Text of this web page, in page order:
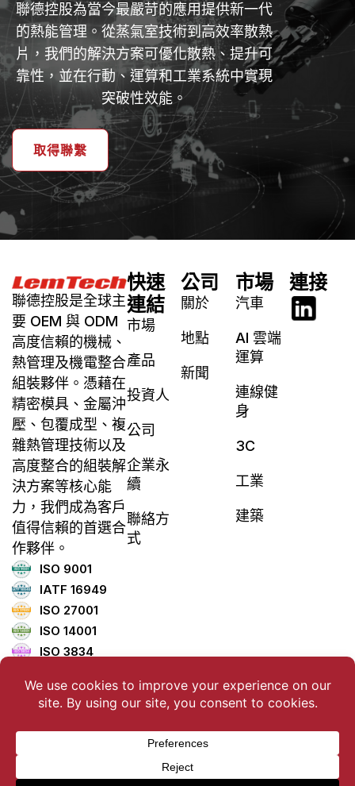
聯德控股為當今最嚴苛的應用提供新一代
的熱能管理。從蒸氣室技術到高效率散熱
片，我們的解決方案可優化散熱、提升可
靠性，並在行動、運算和工業系統中實現
突破性效能。
取得聯繫
聯德控股是全球主
要 OEM 與 ODM
高度信賴的機械、
熱管理及機電整合
組裝夥伴。憑藉在
精密模具、金屬沖
壓、包覆成型、複
雜熱管理技術以及
高度整合的組裝解
決方案等核心能
力，我們成為客戶
值得信賴的首選合
作夥伴。
ISO 9001
IATF 16949
ISO 27001
ISO 14001
ISO 3834
ISO 5001
TISAX
快速
連結
市場
產品
投資人
公司
企業永
續
聯絡方
式
公司
關於
地點
新聞
市場
汽車
AI 雲端
運算
連線健
身
3C
工業
建築
連接
版權所有 ©2025 聯德控股有限公司版權所有。